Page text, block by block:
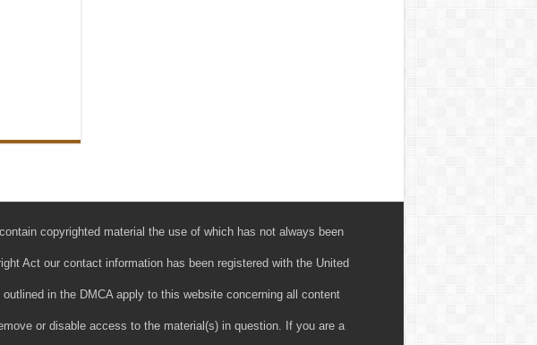
copyrighted material the use of which has not always been
Act our contact information has been registered with the United
in the DMCA apply to this website concerning all content
or disable access to the material(s) in question. If you are a